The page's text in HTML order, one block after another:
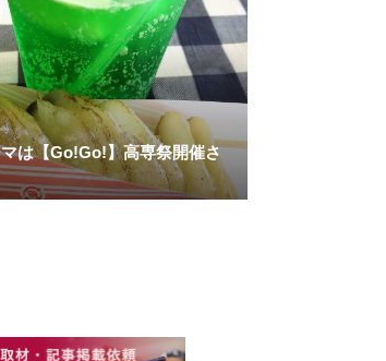
は【Go!Go!】高専祭開催さ